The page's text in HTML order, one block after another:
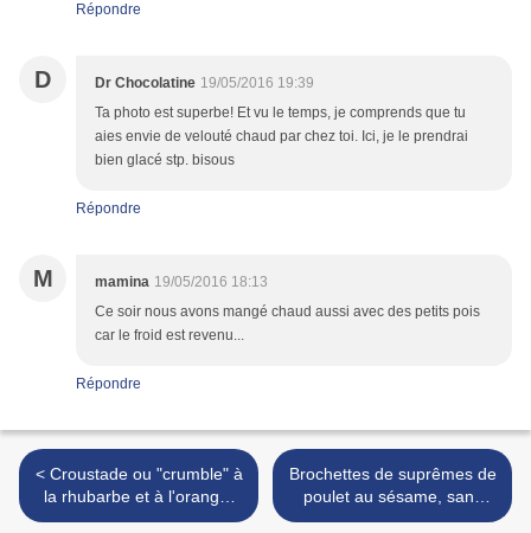
Répondre
D Dr Chocolatine 19/05/2016 19:39
Ta photo est superbe! Et vu le temps, je comprends que tu
aies envie de velouté chaud par chez toi. Ici, je le prendrai
bien glacé stp. bisous
Répondre
M mamina 19/05/2016 18:13
Ce soir nous avons mangé chaud aussi avec des petits pois
car le froid est revenu...
Répondre
< Croustade ou "crumble" à
la rhubarbe et à l'orange,
sans gluten et sans lactose
Brochettes de suprêmes de
poulet au sésame, sans
gluten et sans lactose >